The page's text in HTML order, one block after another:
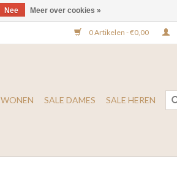
0 Artikelen - €0,00
WONEN SALE DAMES SALE HEREN
Nee Meer over cookies »